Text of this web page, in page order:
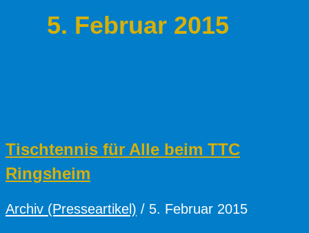
5. Februar 2015
Tischtennis für Alle beim TTC
Ringsheim
Archiv (Presseartikel) / 5. Februar 2015